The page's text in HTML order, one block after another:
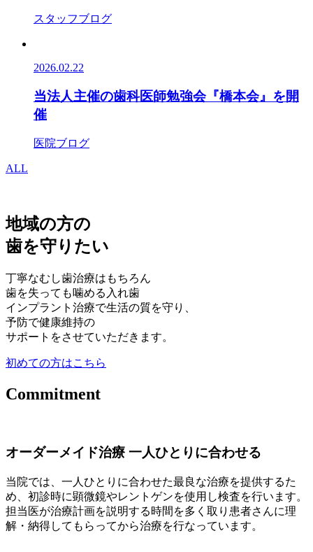
スタッフブログ
2026.02.22
当法人主催の歯科医師勉強会『橋本会』を開
催
医院ブログ
ALL
地域の方の
歯を守りたい
丁寧なむし歯治療はもちろん
歯を失っても噛める入れ歯
インプラント治療で生活の質を守り、
予防で健康維持の
サポートをさせていただきます。
初めての方はこちら
Commitment
オーダーメイド治療 一人ひとりに合わせる
当院では、一人ひとりに合わせた最良な治療を提供するた
め、初診時に顕微鏡やレントゲンを使用し検査を行います。
担当医が治療計画を説明する時間を多く取り患者さんに理
解・納得してもらってから治療を行なっています。